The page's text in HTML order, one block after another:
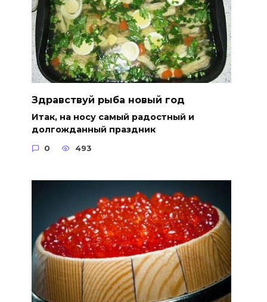
Здравствуй рыба новый год
Итак, на носу самый радостный и
долгожданный праздник
0 493